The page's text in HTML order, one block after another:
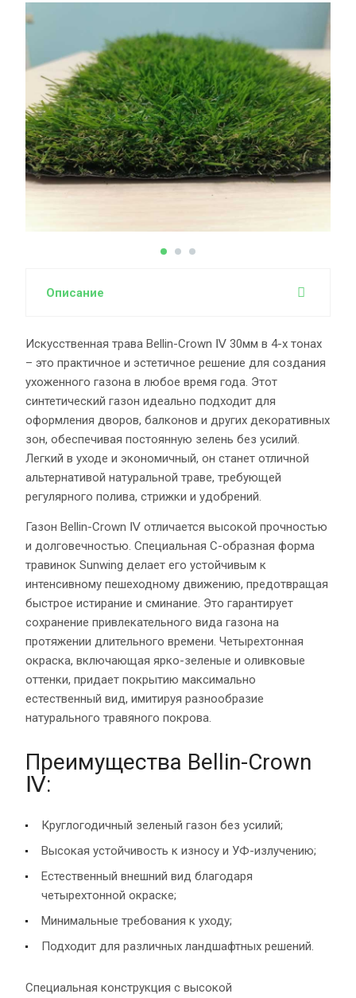
Описание
Искусственная трава Bellin-Crown Ⅳ 30мм в 4-х тонах
– это практичное и эстетичное решение для создания
ухоженного газона в любое время года. Этот
синтетический газон идеально подходит для
оформления дворов, балконов и других декоративных
зон, обеспечивая постоянную зелень без усилий.
Легкий в уходе и экономичный, он станет отличной
альтернативой натуральной траве, требующей
регулярного полива, стрижки и удобрений.
Газон Bellin-Crown Ⅳ отличается высокой прочностью
и долговечностью. Специальная С-образная форма
травинок Sunwing делает его устойчивым к
интенсивному пешеходному движению, предотвращая
быстрое истирание и сминание. Это гарантирует
сохранение привлекательного вида газона на
протяжении длительного времени. Четырехтонная
окраска, включающая ярко-зеленые и оливковые
оттенки, придает покрытию максимально
естественный вид, имитируя разнообразие
натурального травяного покрова.
Преимущества Bellin-Crown
Ⅳ:
Круглогодичный зеленый газон без усилий;
Высокая устойчивость к износу и УФ-излучению;
Естественный внешний вид благодаря
четырехтонной окраске;
Минимальные требования к уходу;
Подходит для различных ландшафтных решений.
Специальная конструкция с высокой